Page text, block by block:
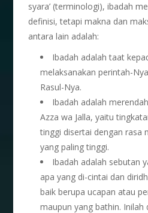
syara’ (terminologi), ibadah
definisi, tetapi makna dan
antara lain adalah:
Ibadah adalah taat
melaksanakan perintah-
Rasul-Nya.
Ibadah adalah
Azza wa Jalla, yaitu
tinggi disertai dengan rasa
yang paling tinggi.
Ibadah adalah sebutan
apa yang di-cintai dan
baik berupa ucapan atau
maupun yang bathin. Inilah